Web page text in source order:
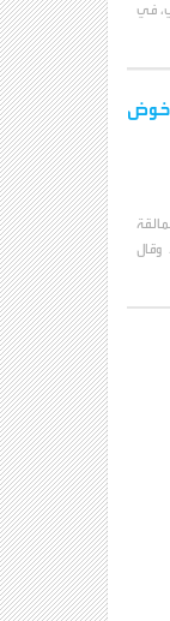
في
خوض
وقال